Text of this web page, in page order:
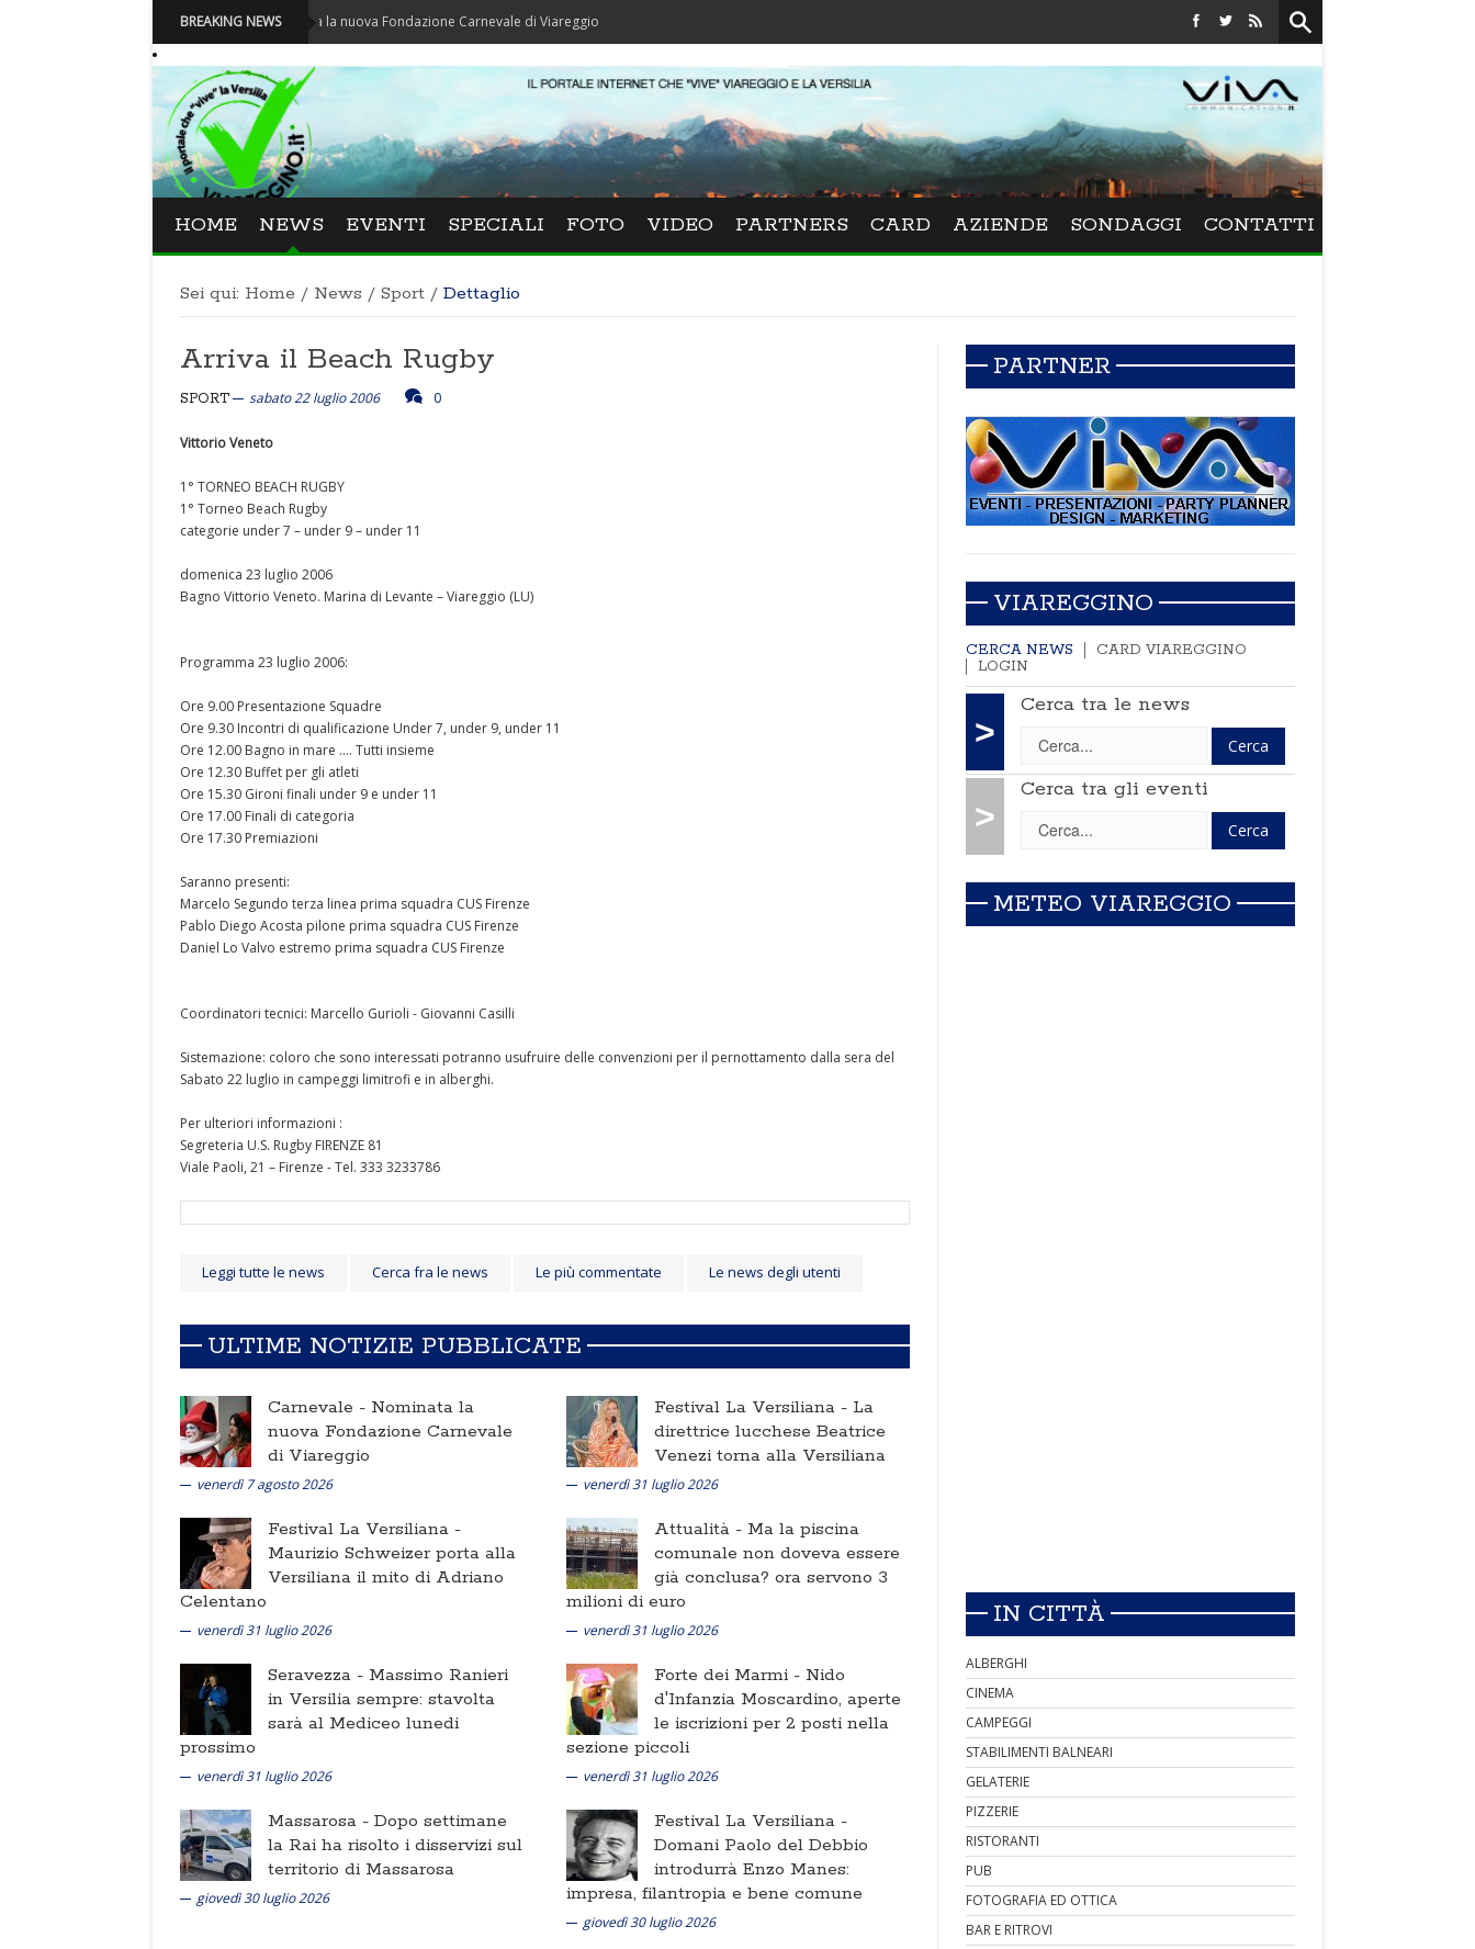
BREAKING NEWS
Carnevale - Nominata la nuova Fondazione Carnevale di Viareggio Festival La Versiliana - La direttrice lucchese Beatrice
HOME NEWS EVENTI SPECIALI FOTO VIDEO PARTNERS CARD AZIENDE SONDAGGI CONTATTI
Sei qui: Home / News / Sport / Dettaglio
Arriva il Beach Rugby
SPORT sabato 22 luglio 2006 0
Vittorio Veneto
1° TORNEO BEACH RUGBY
1° Torneo Beach Rugby
categorie under 7 – under 9 – under 11
domenica 23 luglio 2006
Bagno Vittorio Veneto. Marina di Levante – Viareggio (LU)
Programma 23 luglio 2006:
Ore 9.00 Presentazione Squadre
Ore 9.30 Incontri di qualificazione Under 7, under 9, under 11
Ore 12.00 Bagno in mare …. Tutti insieme
Ore 12.30 Buffet per gli atleti
Ore 15.30 Gironi finali under 9 e under 11
Ore 17.00 Finali di categoria
Ore 17.30 Premiazioni
Saranno presenti:
Marcelo Segundo terza linea prima squadra CUS Firenze
Pablo Diego Acosta pilone prima squadra CUS Firenze
Daniel Lo Valvo estremo prima squadra CUS Firenze
Coordinatori tecnici: Marcello Gurioli - Giovanni Casilli
Sistemazione: coloro che sono interessati potranno usufruire delle convenzioni per il pernottamento dalla sera del
Sabato 22 luglio in campeggi limitrofi e in alberghi.
Per ulteriori informazioni :
Segreteria U.S. Rugby FIRENZE 81
Viale Paoli, 21 – Firenze - Tel. 333 3233786
Leggi tutte le news Cerca fra le news Le più commentate Le news degli utenti
ULTIME NOTIZIE PUBBLICATE
Carnevale - Nominata la
nuova Fondazione Carnevale
di Viareggio
venerdì 7 agosto 2026
Festival La Versiliana - La
direttrice lucchese Beatrice
Venezi torna alla Versiliana
venerdì 31 luglio 2026
Festival La Versiliana -
Maurizio Schweizer porta alla
Versiliana il mito di Adriano
Celentano
venerdì 31 luglio 2026
Attualità - Ma la piscina
comunale non doveva essere
già conclusa? ora servono 3
milioni di euro
venerdì 31 luglio 2026
Seravezza - Massimo Ranieri
in Versilia sempre: stavolta
sarà al Mediceo lunedi
prossimo
venerdì 31 luglio 2026
Forte dei Marmi - Nido
d'Infanzia Moscardino, aperte
le iscrizioni per 2 posti nella
sezione piccoli
venerdì 31 luglio 2026
Massarosa - Dopo settimane
la Rai ha risolto i disservizi sul
territorio di Massarosa
giovedì 30 luglio 2026
Festival La Versiliana -
Domani Paolo del Debbio
introdurrà Enzo Manes:
impresa, filantropia e bene comune
giovedì 30 luglio 2026
PARTNER
VIAREGGINO
CERCA NEWS
CARD VIAREGGINO
LOGIN
>
Cerca tra le news
>
Cerca tra gli eventi
METEO VIAREGGIO
IN CITTÀ
ALBERGHI
CINEMA
CAMPEGGI
STABILIMENTI BALNEARI
GELATERIE
PIZZERIE
RISTORANTI
PUB
FOTOGRAFIA ED OTTICA
BAR E RITROVI